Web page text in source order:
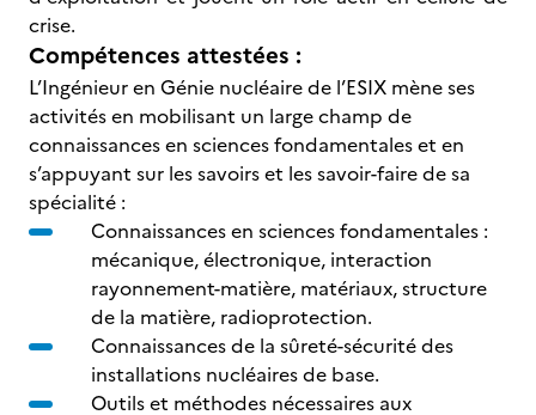
crise.
Compétences attestées :
L’Ingénieur en Génie nucléaire de l’ESIX mène ses
activités en mobilisant un large champ de
connaissances en sciences fondamentales et en
s’appuyant sur les savoirs et les savoir-faire de sa
spécialité :
Connaissances en sciences fondamentales :
mécanique, électronique, interaction
rayonnement-matière, matériaux, structure
de la matière, radioprotection.
Connaissances de la sûreté-sécurité des
installations nucléaires de base.
Outils et méthodes nécessaires aux